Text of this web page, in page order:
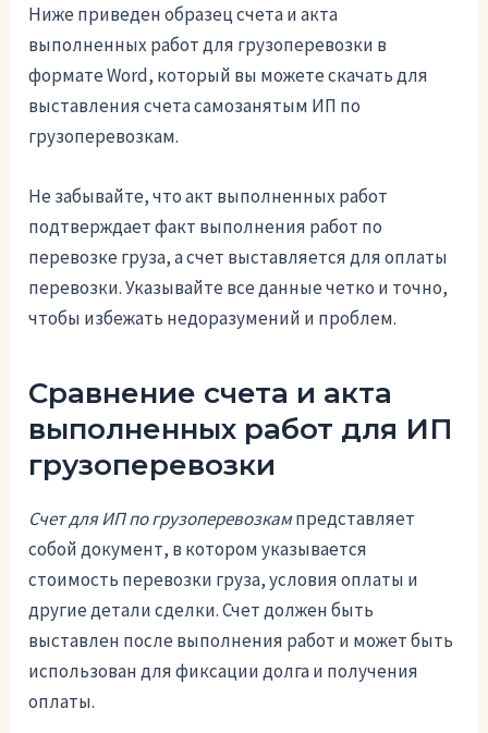
Ниже приведен образец счета и акта
выполненных работ для грузоперевозки в
формате Word, который вы можете скачать для
выставления счета самозанятым ИП по
грузоперевозкам.
Не забывайте, что акт выполненных работ
подтверждает факт выполнения работ по
перевозке груза, а счет выставляется для оплаты
перевозки. Указывайте все данные четко и точно,
чтобы избежать недоразумений и проблем.
Сравнение счета и акта
выполненных работ для ИП
грузоперевозки
Счет для ИП по грузоперевозкампредставляет
собой документ, в котором указывается
стоимость перевозки груза, условия оплаты и
другие детали сделки. Счет должен быть
выставлен после выполнения работ и может быть
использован для фиксации долга и получения
оплаты.